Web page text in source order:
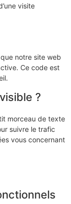
visite
notre site web
Ce code est
?
morceau de texte
suivre le trafic
vous concernant